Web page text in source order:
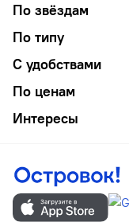
По звёздам
По типу
С удобствами
По ценам
Интересы